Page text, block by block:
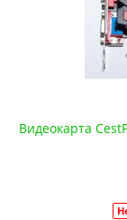
Видеокарта